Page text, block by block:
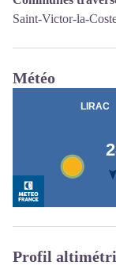
Saint-Victor-la-
Météo
Profil